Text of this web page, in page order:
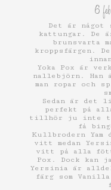
6
Det är något
kattungar. De
brunsvarta
kroppsfärgen.
Yoka Pox är
nallebjörn. Han
man ropar och
Sedan är det
perfekt på
tillhör ju inte
få
Kullbrodern
vitt medan
vitt på alla
Pox. Dock kan
Yersinia är
färg som